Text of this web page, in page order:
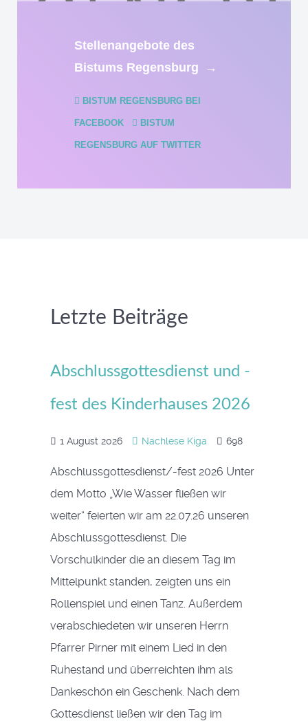
Stellenangebote des
Bistums Regensburg
→
BISTUM REGENSBURG BEI
FACEBOOK BISTUM
REGENSBURG AUF TWITTER
Letzte Beiträge
Abschlussgottesdienst und -
fest des Kinderhauses 2026
1 August 2026 Nachlese Kiga 698
Abschlussgottesdienst/-fest 2026 Unter
dem Motto „Wie Wasser fließen wir
weiter“ feierten wir am 22.07.26 unseren
Abschlussgottesdienst. Die
Vorschulkinder die an diesem Tag im
Mittelpunkt standen, zeigten uns ein
Rollenspiel und einen Tanz. Außerdem
verabschiedeten wir unseren Herrn
Pfarrer Pirner mit einem Lied in den
Ruhestand und überreichten ihm als
Dankeschön ein Geschenk. Nach dem
Gottesdienst ließen wir den Tag im